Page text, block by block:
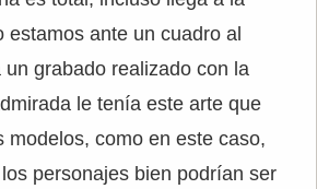
estamos ante un cuadro al
grabado realizado con la
le tenía este arte que
modelos, como en este caso,
personajes bien podrían ser